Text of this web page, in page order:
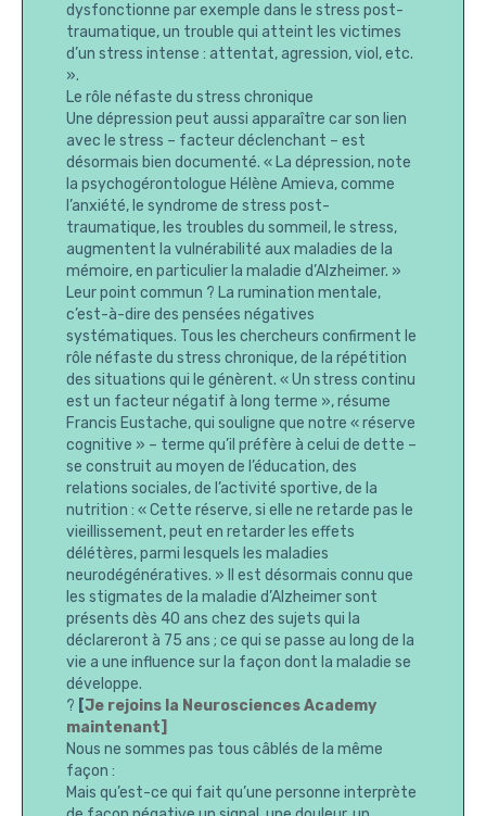
dysfonctionne par exemple dans le stress post-
traumatique, un trouble qui atteint les victimes
d’un stress intense : attentat, agression, viol, etc.
».
Le rôle néfaste du stress chronique
Une dépression peut aussi apparaître car son lien
avec le stress – facteur déclenchant – est
désormais bien documenté. « La dépression, note
la psychogérontologue Hélène Amieva, comme
l’anxiété, le syndrome de stress post-
traumatique, les troubles du sommeil, le stress,
augmentent la vulnérabilité aux maladies de la
mémoire, en particulier la maladie d’Alzheimer. »
Leur point commun ? La rumination mentale,
c’est-à-dire des pensées négatives
systématiques. Tous les chercheurs confirment le
rôle néfaste du stress chronique, de la répétition
des situations qui le génèrent. « Un stress continu
est un facteur négatif à long terme », résume
Francis Eustache, qui souligne que notre « réserve
cognitive » – terme qu’il préfère à celui de dette –
se construit au moyen de l’éducation, des
relations sociales, de l’activité sportive, de la
nutrition : « Cette réserve, si elle ne retarde pas le
vieillissement, peut en retarder les effets
délétères, parmi lesquels les maladies
neurodégénératives. » Il est désormais connu que
les stigmates de la maladie d’Alzheimer sont
présents dès 40 ans chez des sujets qui la
déclareront à 75 ans ; ce qui se passe au long de la
vie a une influence sur la façon dont la maladie se
développe.
? [Je rejoins la Neurosciences Academy
maintenant]
Nous ne sommes pas tous câblés de la même
façon :
Mais qu’est-ce qui fait qu’une personne interprète